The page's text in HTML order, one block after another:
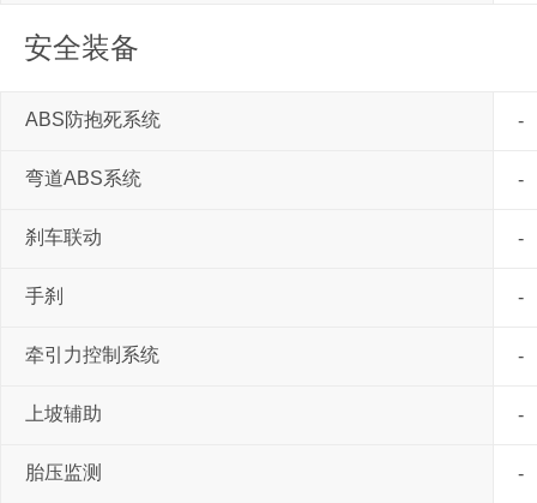
安全装备
ABS防抱死系统 -
弯道ABS系统 -
刹车联动 -
手刹 -
牵引力控制系统 -
上坡辅助 -
胎压监测 -